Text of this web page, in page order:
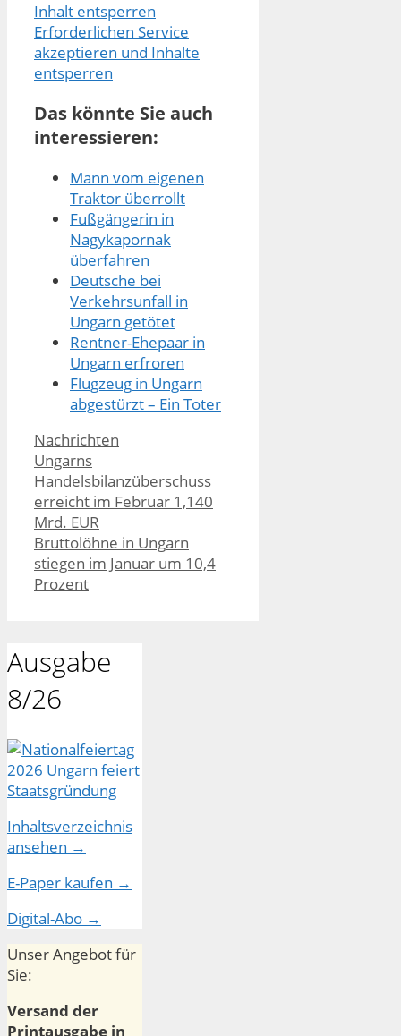
Inhalt entsperren
Erforderlichen Service
akzeptieren und Inhalte
entsperren
Das könnte Sie auch
interessieren:
Mann vom eigenen
Traktor überrollt
Fußgängerin in
Nagykapornak
überfahren
Deutsche bei
Verkehrsunfall in
Ungarn getötet
Rentner-Ehepaar in
Ungarn erfroren
Flugzeug in Ungarn
abgestürzt – Ein Toter
Kategorien
Nachrichten
Ungarns
Handelsbilanzüberschuss
erreicht im Februar 1,140
Mrd. EUR
Bruttolöhne in Ungarn
stiegen im Januar um 10,4
Prozent
Ausgabe
8/26
Inhaltsverzeichnis
ansehen →
E-Paper kaufen →
Digital-Abo →
Unser Angebot für
Sie:
Versand der
Printausgabe in